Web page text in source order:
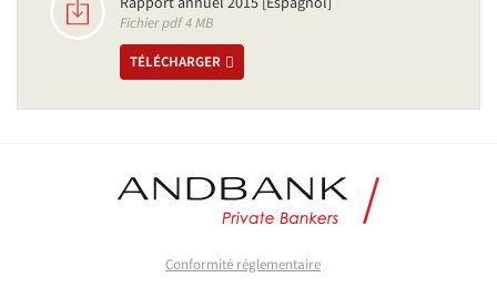
Fichier pdf 4 MB
TÉLÉCHARGER
Conformité réglementaire